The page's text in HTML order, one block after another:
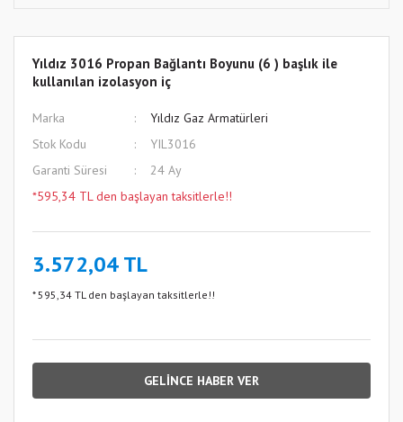
Yıldız 3016 Propan Bağlantı Boyunu (6 ) başlık ile
kullanılan izolasyon iç
Marka
Yıldız Gaz Armatürleri
Stok Kodu
YIL3016
Garanti Süresi
24 Ay
*595,34 TL den başlayan taksitlerle!!
3.572,04 TL
* 595,34 TL den başlayan taksitlerle!!
GELİNCE HABER VER